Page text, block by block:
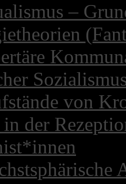
–
von
der